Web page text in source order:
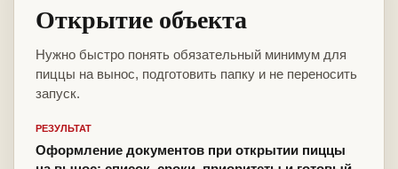
Открытие объекта
Нужно быстро понять обязательный минимум для
пиццы на вынос, подготовить папку и не переносить
запуск.
РЕЗУЛЬТАТ
Оформление документов при открытии пиццы